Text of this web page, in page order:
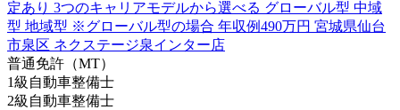
普通免許（MT）
1級自動車整備士
2級自動車整備士